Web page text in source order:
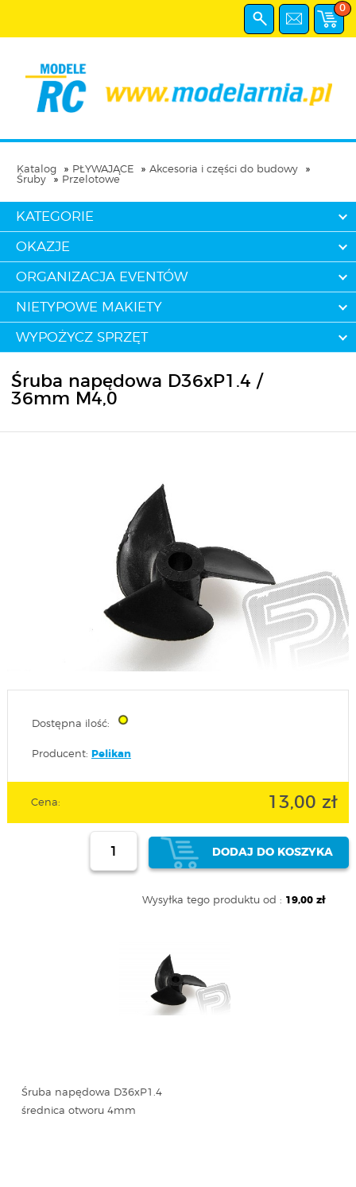
0
Katalog PŁYWAJĄCE
Akcesoria i części do budowy
Śruby
Przelotowe
KATEGORIE
OKAZJE
ORGANIZACJA EVENTÓW
NIETYPOWE MAKIETY
WYPOŻYCZ SPRZĘT
Śruba napędowa D36xP1.4 /
36mm M4,0
Dostępna ilość:
Producent: Pelikan
Cena: 13,00 zł
DODAJ DO KOSZYKA
Wysyłka tego produktu od : 19,00 zł
Śruba napędowa D36xP1.4
średnica otworu 4mm